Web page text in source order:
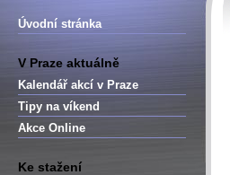
Úvodní stránka
V Praze aktuálně
Kalendář akcí v Praze
Tipy na víkend
Akce Online
Ke stažení